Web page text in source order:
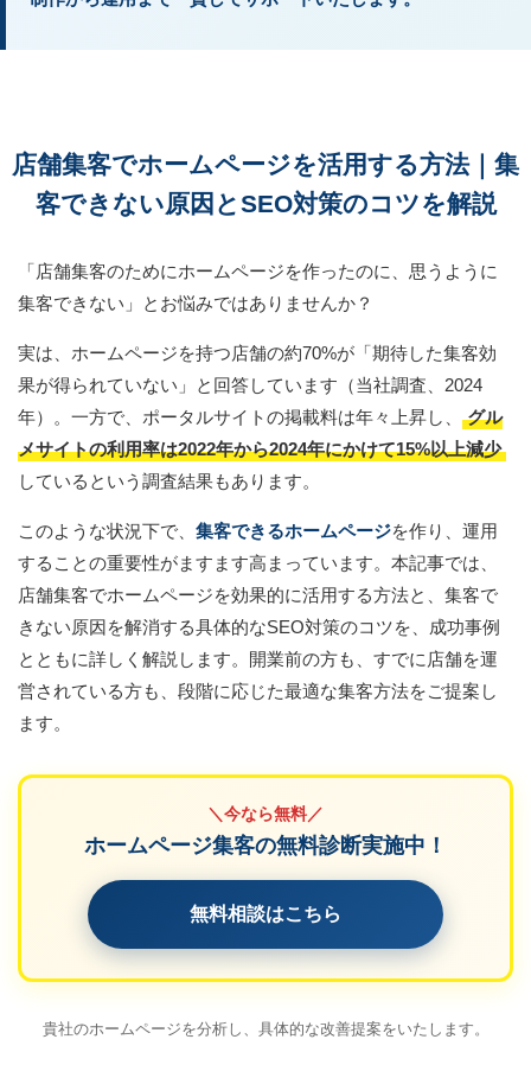
店舗集客でホームページを活用する方法｜集
客できない原因とSEO対策のコツを解説
「店舗集客のためにホームページを作ったのに、思うように
集客できない」とお悩みではありませんか？
実は、ホームページを持つ店舗の約70%が「期待した集客効
果が得られていない」と回答しています（当社調査、2024
年）。一方で、ポータルサイトの掲載料は年々上昇し、
グル
メサイトの利用率は2022年から2024年にかけて15%以上減少
しているという調査結果もあります。
このような状況下で、 集客できるホームページを作り、運用
することの重要性がますます高まっています。本記事では、
店舗集客でホームページを効果的に活用する方法と、集客で
きない原因を解消する具体的なSEO対策のコツを、成功事例
とともに詳しく解説します。開業前の方も、すでに店舗を運
営されている方も、段階に応じた最適な集客方法をご提案し
ます。
＼今なら無料／
ホームページ集客の無料診断実施中！
無料相談はこちら
貴社のホームページを分析し、具体的な改善提案をいたします。